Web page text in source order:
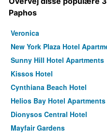
Paphos
Veronica
New York Plaza Hotel
Sunny Hill Hotel Apartments
Kissos Hotel
Cynthiana Beach Hotel
Helios Bay Hotel Apartments
Dionysos Central Hotel
Mayfair Gardens